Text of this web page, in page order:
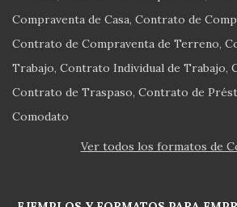
Compraventa de Casa Contrato de
Contrato de Compraventa de Terreno
Trabajo Contrato Individual de Trabajo
Contrato de Traspaso Contrato de
Comodato
Ver todos los formatos de